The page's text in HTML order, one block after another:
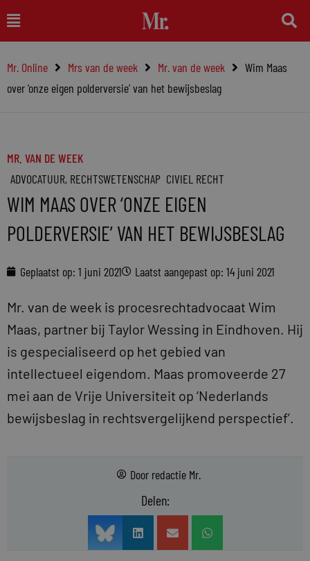
naar
inhoud
Main
Menu
Mr. Online Mrs van de week Mr. van de week
Wim Maas
over ‘onze eigen polderversie’ van het bewijsbeslag
MR. VAN DE WEEK
ADVOCATUUR, RECHTSWETENSCHAP CIVIEL RECHT
WIM MAAS OVER ‘ONZE EIGEN
POLDERVERSIE’ VAN HET BEWIJSBESLAG
Geplaatst op: 1 juni 2021 Laatst aangepast op: 14 juni 2021
Mr. van de week is procesrechtadvocaat Wim
Maas, partner bij Taylor Wessing in Eindhoven. Hij
is gespecialiseerd op het gebied van
intellectueel eigendom. Maas promoveerde 27
mei aan de Vrije Universiteit op ‘Nederlands
bewijsbeslag in rechtsvergelijkend perspectief’.
Door redactie Mr.
Delen: